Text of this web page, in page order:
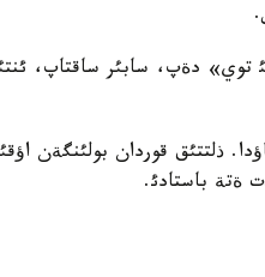
توي» دةپ، سابئر ساقتاپ،
ذلتتئق قوردان بولئنگةن
ةتة باستادئ.